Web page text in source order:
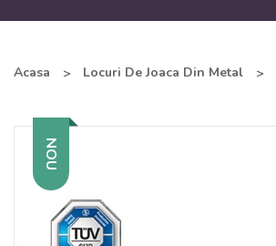
Acasa Locuri De Joaca Din Metal
NOU